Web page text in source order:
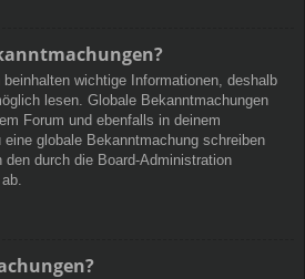
wichtige Informationen, deshalb
lesen. Globale Bekanntmachungen
Forum und ebenfalls in deinem
globale Bekanntmachung schreiben
durch die Board-Administration